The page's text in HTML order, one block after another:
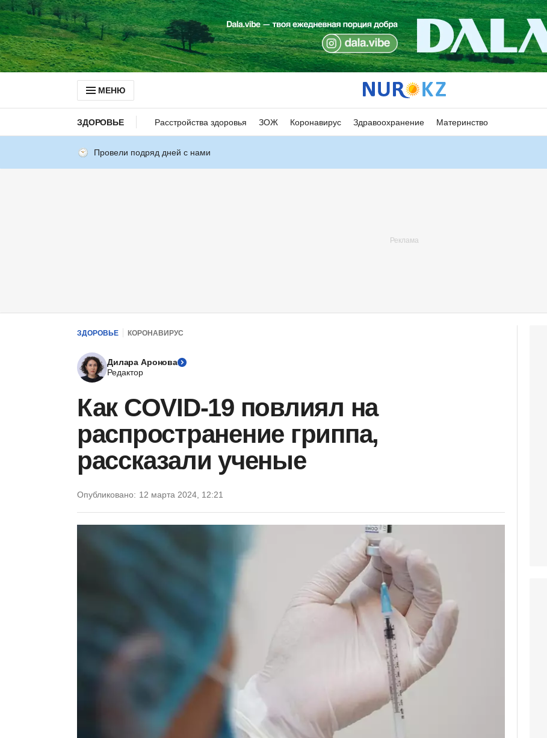
МЕНЮ
ЗДОРОВЬЕ Расстройства здоровья ЗОЖ Коронавирус Здравоохранение Материнство
Провели подряд дней с нами
ЗДОРОВЬЕ КОРОНАВИРУС
Дилара Аронова
Редактор
Как COVID-19 повлиял на
распространение гриппа,
рассказали ученые
Опубликовано: 12 марта 2024, 12:21